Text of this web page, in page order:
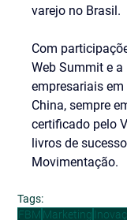
varejo no Brasil.
Com
Web Summit e a
empresariais
China, sempre
certificado pelo
livros de
Movimentação.
Tags:
FBM Marketing